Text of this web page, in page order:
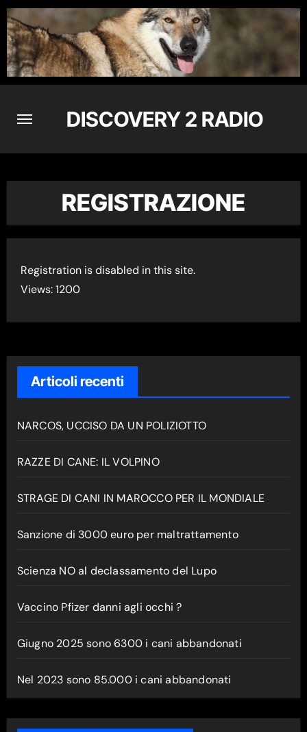
Skip
to
content
DISCOVERY 2 RADIO
REGISTRAZIONE
Registration is disabled in this site.
Views: 1200
Articoli recenti
NARCOS, UCCISO DA UN POLIZIOTTO
RAZZE DI CANE: IL VOLPINO
STRAGE DI CANI IN MAROCCO PER IL MONDIALE
Sanzione di 3000 euro per maltrattamento
Scienza NO al declassamento del Lupo
Vaccino Pfizer danni agli occhi ?
Giugno 2025 sono 6300 i cani abbandonati
Nel 2023 sono 85.000 i cani abbandonati